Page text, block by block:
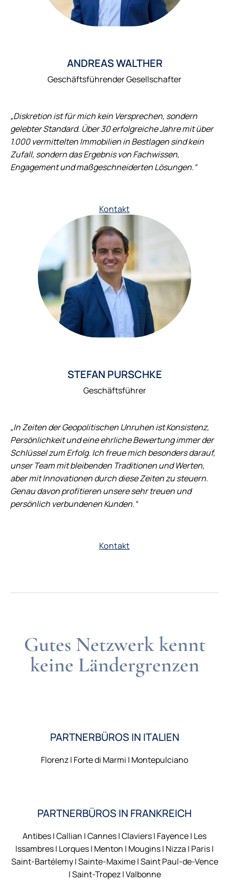
ANDREAS WALTHER
Geschäftsführender Gesellschafter
„Diskretion ist für mich kein Versprechen, sondern
gelebter Standard. Über 30 erfolgreiche Jahre mit über
1.000 vermittelten Immobilien in Bestlagen sind kein
Zufall, sondern das Ergebnis von Fachwissen,
Engagement und maßgeschneiderten Lösungen.“
Kontakt
STEFAN PURSCHKE
Geschäftsführer
„In Zeiten der Geopolitischen Unruhen ist Konsistenz,
Persönlichkeit und eine ehrliche Bewertung immer der
Schlüssel zum Erfolg. Ich freue mich besonders darauf,
unser Team mit bleibenden Traditionen und Werten,
aber mit Innovationen durch diese Zeiten zu steuern.
Genau davon profitieren unsere sehr treuen und
persönlich verbundenen Kunden.“
Kontakt
Gutes Netzwerk kennt
keine Ländergrenzen
PARTNERBÜROS IN ITALIEN
Florenz | Forte di Marmi | Montepulciano
PARTNERBÜROS IN FRANKREICH
Antibes | Callian | Cannes | Claviers | Fayence | Les
Issambres | Lorques | Menton | Mougins | Nizza | Paris |
Saint-Bartélemy | Sainte-Maxime | Saint Paul-de-Vence
| Saint-Tropez | Valbonne